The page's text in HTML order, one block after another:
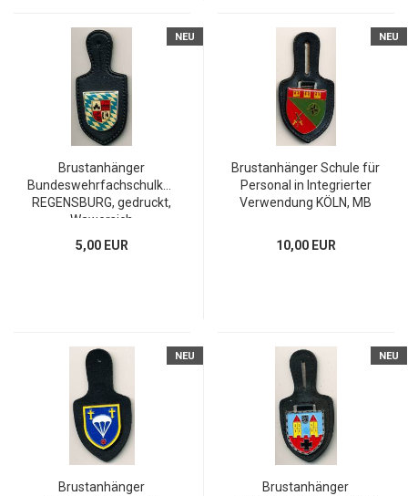
NEU
Brustanhänger
Bundeswehrfachschulkompanie
REGENSBURG, gedruckt,
Wawersich
5,00 EUR
NEU
Brustanhänger Schule für
Personal in Integrierter
Verwendung KÖLN, MB
10,00 EUR
NEU
Brustanhänger
NEU
Brustanhänger